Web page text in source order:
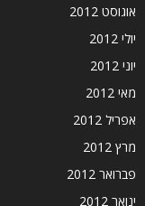
אוגוסט 2012
יולי 2012
יוני 2012
מאי 2012
אפריל 2012
מרץ 2012
פברואר 2012
ינואר 2012